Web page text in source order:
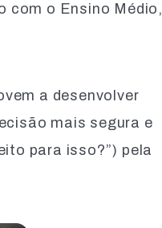
com o Ensino Médio,
a desenvolver
mais segura e
para isso?”) pela